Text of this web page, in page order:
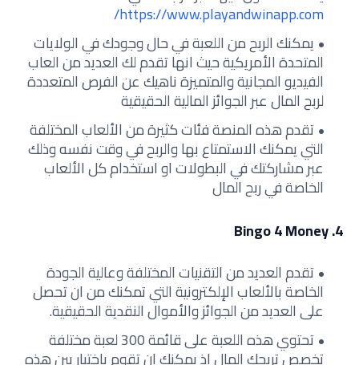
https://www.playandwinapp.com/
يمكنك الربح من اللعبة في حال وجودك في الولايات
المتحدة الأمريكية حيث انها تقدم لك العديد من العاب
الفيديو المجانية والمتميزة ناهيك عن الفرص المتعددة
لربح المال عبر الجوائز المالية الحقيقية
تقدم هذه المنصة فئات كثيرة من الألعاب المختلفة
التي يمكنك الاستمتاع بها والربح في وقت نفسه وذلك
عبر مشاركتك في البطولات او استخدام كل الألعاب
الخاصة في ربح المال
4. Bingo 4 Money
تقدم العديد من التقنيات المختلفة وعالية الجودة
الخاصة بالألعاب الإلكترونية التي تمكنك من ان تحصل
على العديد من الجوائز والأموال النقدية الحقيقية.
تحتوي هذه اللعبة على قائمة 300 لعبة مختلفة
تخصص تربحك المال اذ يمكنك ان تقوم باختيار بين هذه